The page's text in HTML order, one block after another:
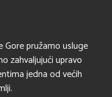
pružamo usluge
zahvaljujući upravo
jedna od većih